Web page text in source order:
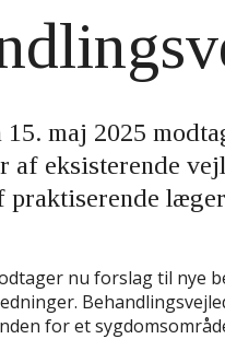
15. maj 2025
af eksisterende
praktiserende
nu forslag til nye
for et